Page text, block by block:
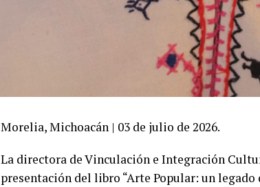
Morelia, Michoacán | 03 de julio de 2026.
La directora de Vinculación e Integración
presentación del libro “Arte Popular: un